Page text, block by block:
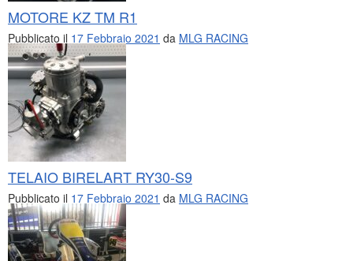
MOTORE KZ TM R1
Pubblicato il 17 Febbraio 2021 da MLG RACING
TELAIO BIRELART RY30-S9
Pubblicato il 17 Febbraio 2021 da MLG RACING